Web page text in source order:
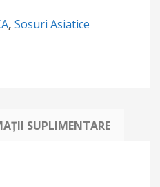
, Sosuri Asiatice
SUPLIMENTARE